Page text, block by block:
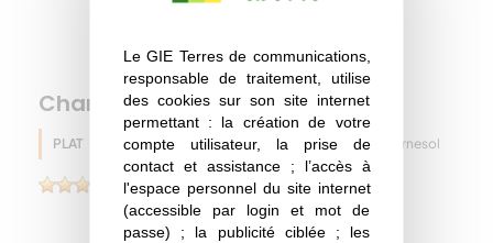
Le GIE Terres de communications,
responsable de traitement, utilise
des cookies sur son site internet
permettant : la création de votre
compte utilisateur, la prise de
contact et assistance ; l’accès à
l'espace personnel du site internet
(accessible par login et mot de
passe) ; la publicité ciblée ; les
Chana Masala
PLAT Hiver Pois chiche Huile de tournesol
(2)